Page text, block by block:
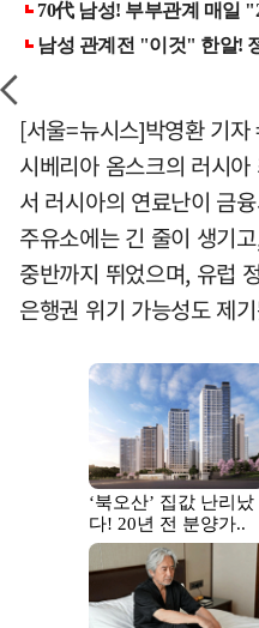
[서울=뉴시스]박영환 기
시베리아 옴스크의 러시
서 러시아의 연료난이 금
주유소에는 긴 줄이 생기
중반까지 뛰었으며, 유럽
은행권 위기 가능성도 제